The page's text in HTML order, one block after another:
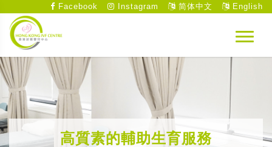
Facebook Instagram 简体中文 English
高質素的輔助生育服務